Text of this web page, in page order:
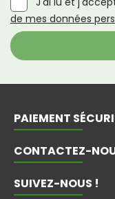
de mes données
PAIEMENT
CONTACTEZ-
SUIVEZ-NOUS !